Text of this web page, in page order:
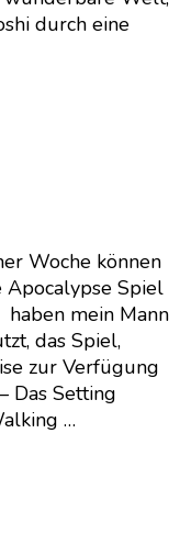
durch eine
Woche können
Apocalypse Spiel
haben mein Mann
das Spiel,
zur Verfügung
Das Setting
…